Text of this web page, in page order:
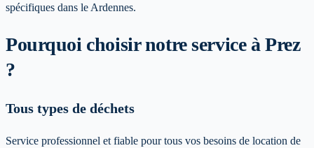
spécifiques dans le Ardennes.
Pourquoi choisir notre service à Prez
?
Tous types de déchets
Service professionnel et fiable pour tous vos besoins de location de